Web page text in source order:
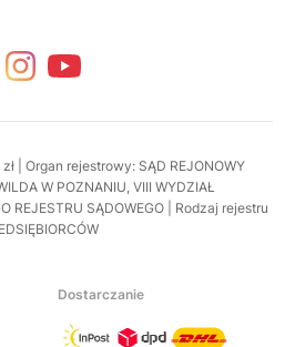
| Organ rejestrowy: SĄD REJONOWY
W POZNANIU, VIII WYDZIAŁ
REJESTRU SĄDOWEGO | Rodzaj rejestru
Dostarczanie